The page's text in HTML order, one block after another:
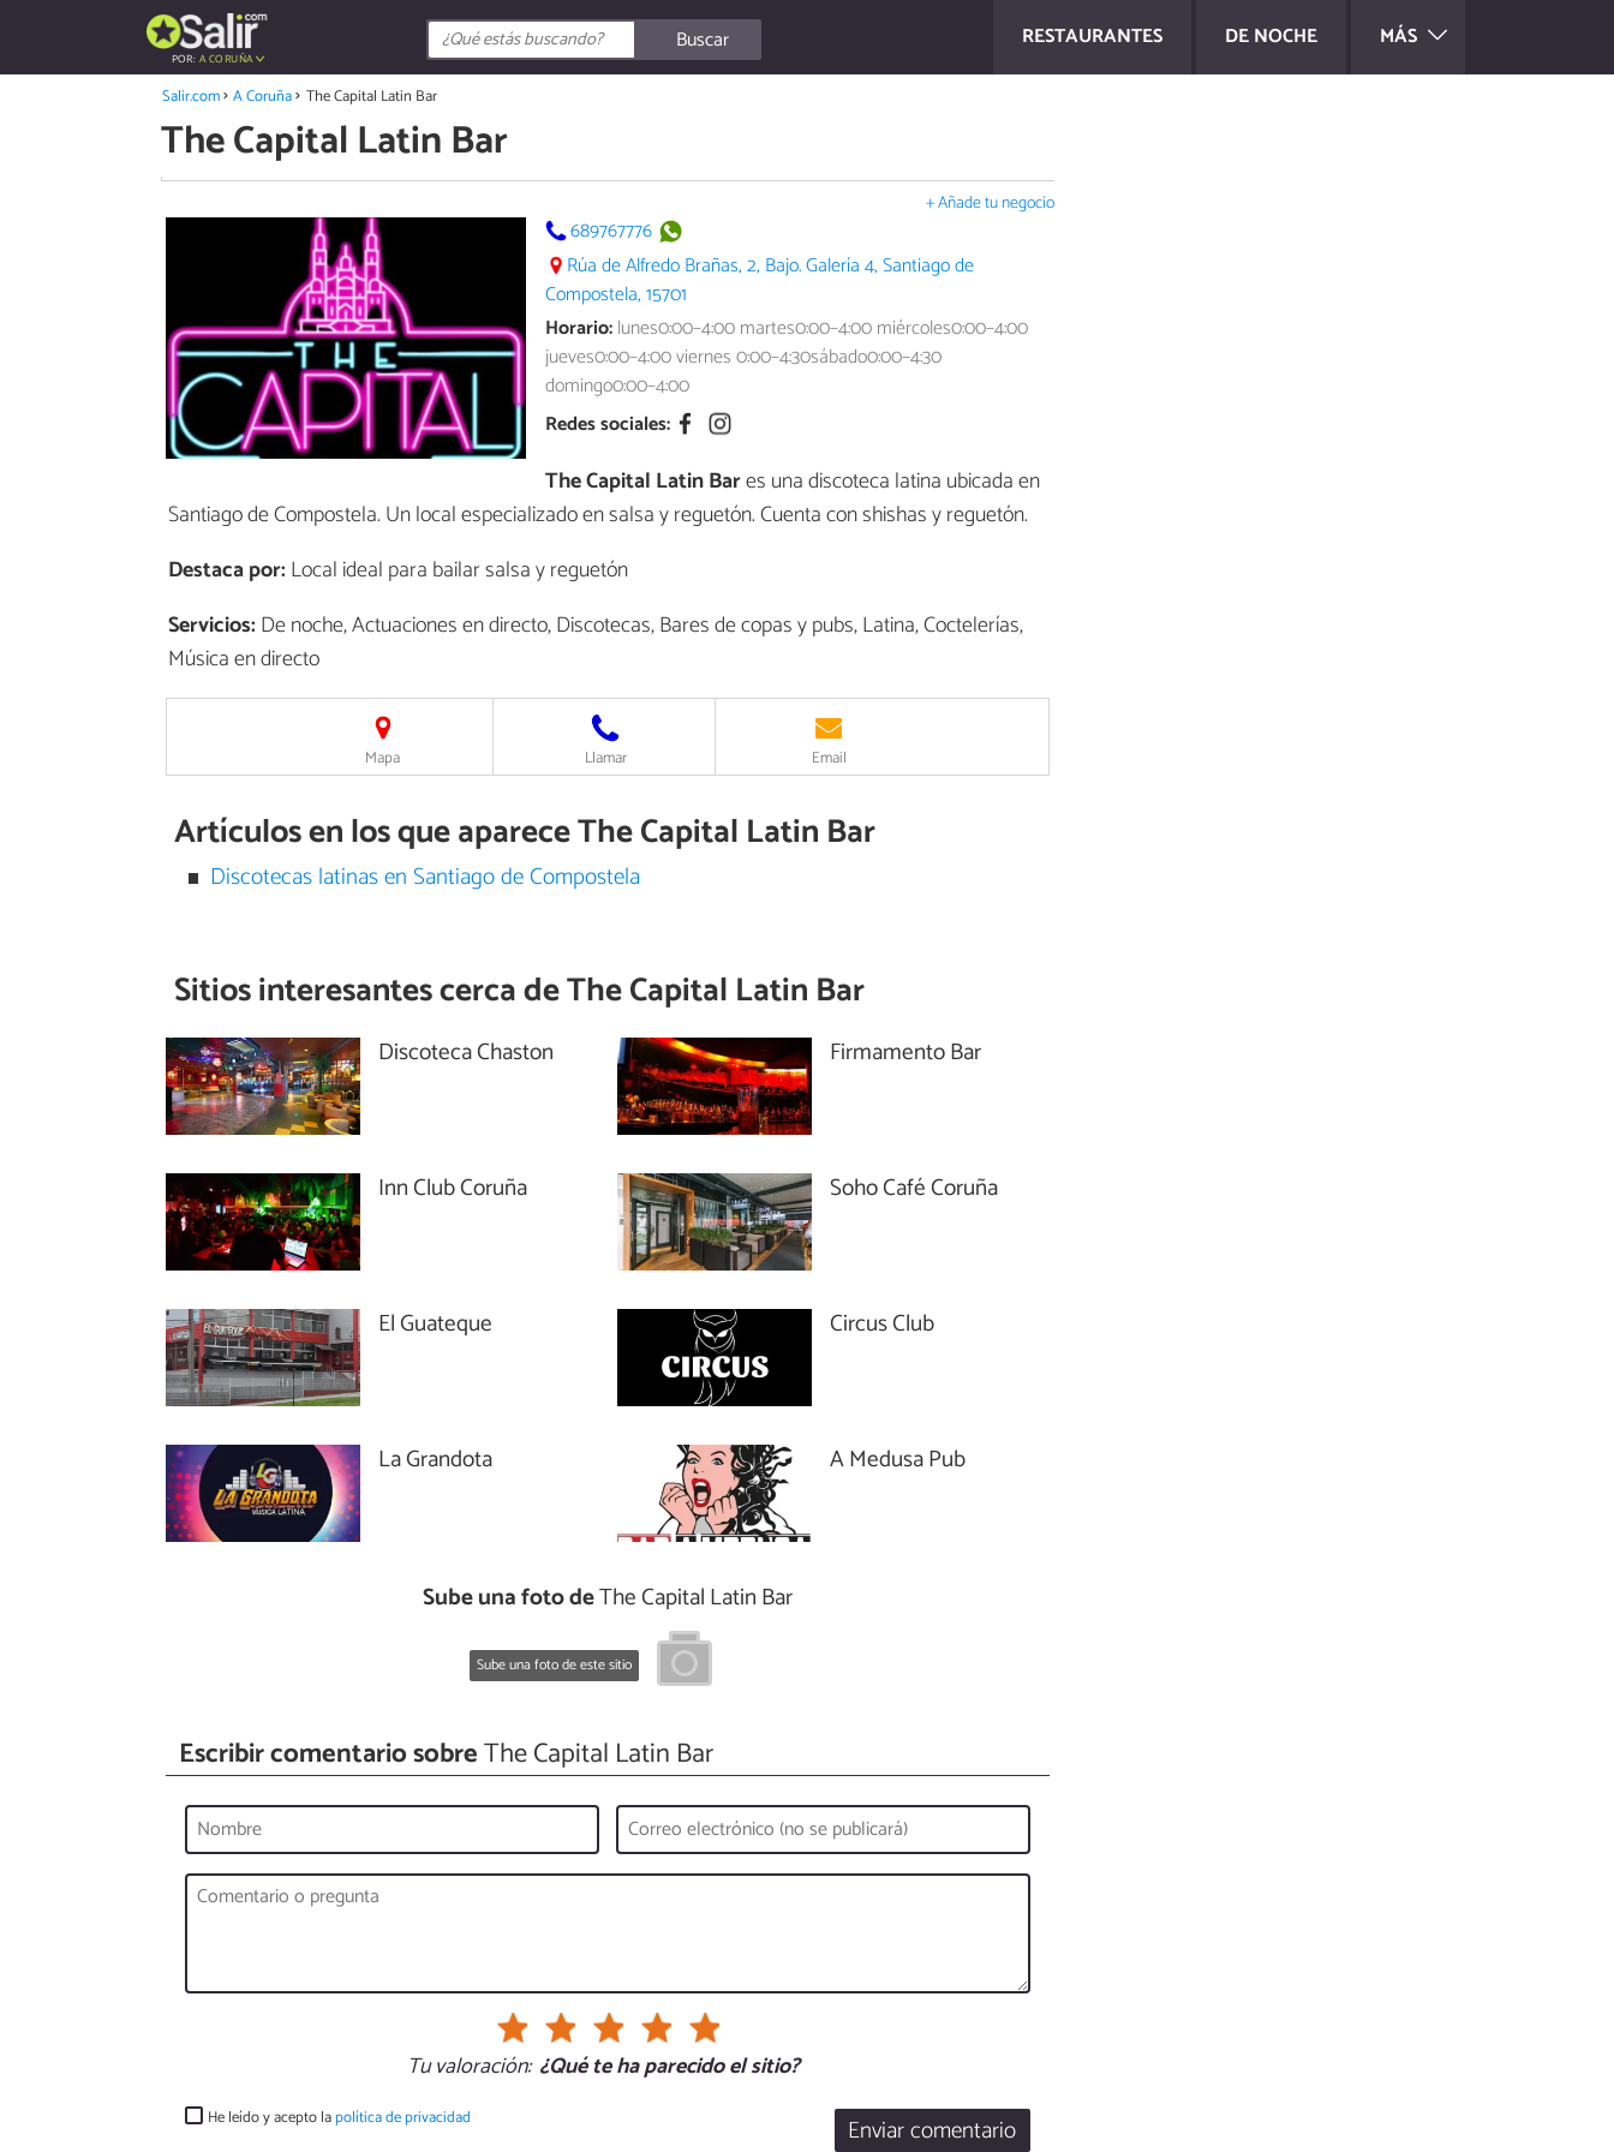
RESTAURANTES DE NOCHE MÁS
POR: A CORUÑA
Buscar
Salir.com A Coruña The Capital Latin Bar
The Capital Latin Bar
+ Añade tu negocio
689767776
Rúa de Alfredo Brañas, 2, Bajo. Galería 4, Santiago de
Compostela, 15701
Horario:lunes0:00–4:00 martes0:00–4:00 miércoles0:00–4:00
jueves0:00–4:00 viernes 0:00–4:30sábado0:00–4:30
domingo0:00–4:00
Redes sociales:
The Capital Latin Bares una discoteca latina ubicada en
Santiago de Compostela. Un local especializado en salsa y reguetón. Cuenta con shishas y reguetón.
Destaca por:Local ideal para bailar salsa y reguetón
Servicios:De noche, Actuaciones en directo, Discotecas, Bares de copas y pubs, Latina, Coctelerías,
Música en directo
Mapa Llamar Email
Artículos en los que aparece The Capital Latin Bar
Discotecas latinas en Santiago de Compostela
Sitios interesantes cerca deThe Capital Latin Bar
Discoteca Chaston Firmamento Bar
Inn Club Coruña Soho Café Coruña
El Guateque Circus Club
La Grandota A Medusa Pub
Sube una foto deThe Capital Latin Bar
Sube una foto de este sitio
Escribir comentario sobreThe Capital Latin Bar
Tu valoración: ¿Qué te ha parecido el sitio?
Enviar comentario
He leído y acepto lapolítica de privacidad